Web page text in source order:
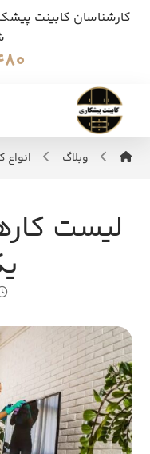
کارشناسان کابینت
وبلاگ انواع
لیست